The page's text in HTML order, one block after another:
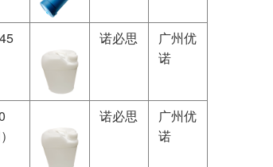
诺必思
广州优
诺
诺必思
广州优
诺